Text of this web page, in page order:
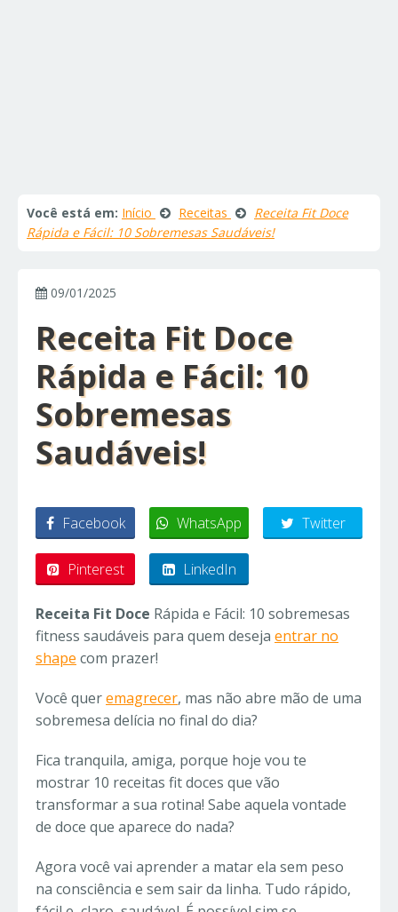
Você está em: Início Receitas
Receita Fit Doce
Rápida e Fácil: 10 Sobremesas Saudáveis!
09/01/2025
Receita Fit Doce
Rápida e Fácil: 10
Sobremesas
Saudáveis!
Facebook WhatsApp Twitter
Pinterest LinkedIn
Receita Fit Doce Rápida e Fácil: 10 sobremesas
fitness saudáveis para quem deseja entrar no
shape com prazer!
Você queremagrecer, mas não abre mão de uma
sobremesa delícia no final do dia?
Fica tranquila, amiga, porque hoje vou te
mostrar 10 receitas fit doces que vão
transformar a sua rotina! Sabe aquela vontade
de doce que aparece do nada?
Agora você vai aprender a matar ela sem peso
na consciência e sem sair da linha. Tudo rápido,